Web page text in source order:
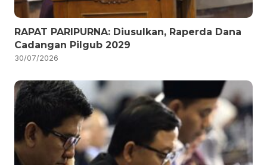
RAPAT PARIPURNA: Diusulkan, Raperda Dana
Cadangan Pilgub 2029
30/07/2026